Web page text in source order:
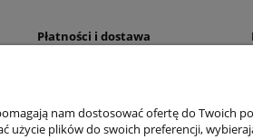
Płatności i dostawa
nam dostosować ofertę do Twoich
plików do swoich preferencji,